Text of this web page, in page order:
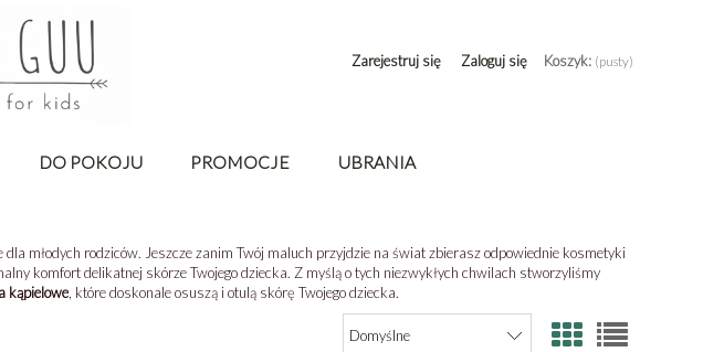
Zarejestruj się Zaloguj się Koszyk: (pusty)
DO POKOJU PROMOCJE UBRANIA
młodych rodziców. Jeszcze zanim Twój maluch przyjdzie na świat zbierasz odpowiednie kosmetyki
komfort delikatnej skórze Twojego dziecka. Z myślą o tych niezwykłych chwilach stworzyliśmy
kąpielowe , które doskonale osuszą i otulą skórę Twojego dziecka.